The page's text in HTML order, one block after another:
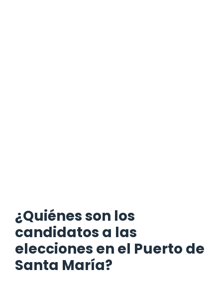
¿Quiénes son los
candidatos a las
elecciones en el Puerto de
Santa María?